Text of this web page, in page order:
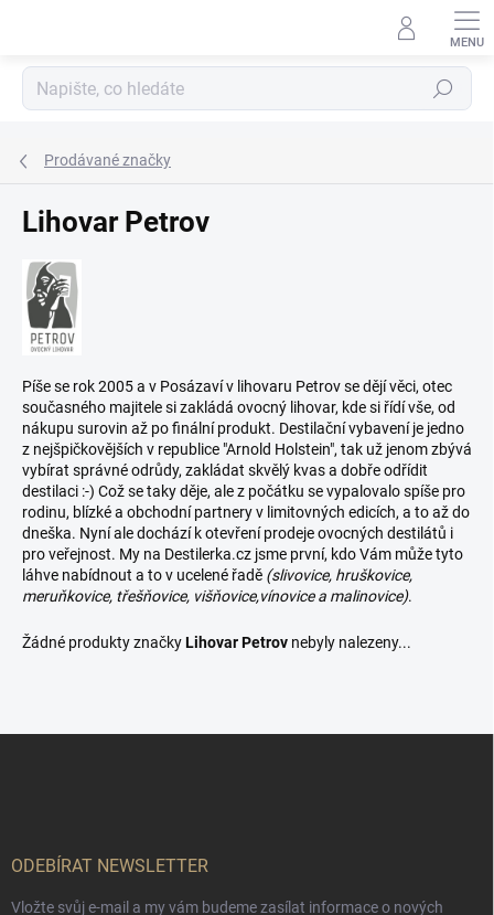
Hledat
Prodávané značky
Lihovar Petrov
Píše se rok 2005 a v Posázaví v lihovaru Petrov se dějí věci, otec
současného majitele si zakládá ovocný lihovar, kde si řídí vše, od
nákupu surovin až po finální produkt. Destilační vybavení je jedno
z nejšpičkovějších v republice "Arnold Holstein", tak už jenom zbývá
vybírat správné odrůdy, zakládat skvělý kvas a dobře odřídit
destilaci :-) Což se taky děje, ale z počátku se vypalovalo spíše pro
rodinu, blízké a obchodní partnery v limitovných edicích, a to až do
dneška. Nyní ale dochází k otevření prodeje ovocných destilátů i
pro veřejnost. My na Destilerka.cz jsme první, kdo Vám může tyto
láhve nabídnout a to v ucelené řadě (slivovice, hruškovice,
meruňkovice, třešňovice, višňovice,vínovice a malinovice).
Žádné produkty značkyLihovar Petrov nebyly nalezeny...
ODEBÍRAT NEWSLETTER
Vložte svůj e-mail a my vám budeme zasílat informace o nových